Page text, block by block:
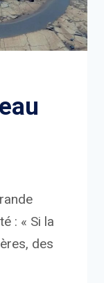
: « Si la
des